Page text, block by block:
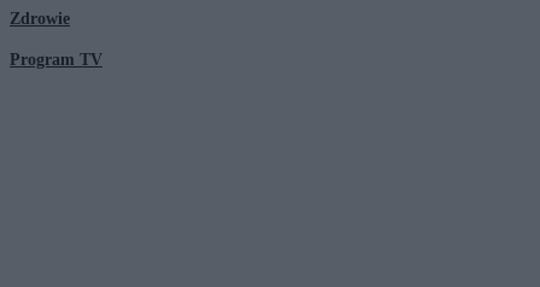
Zdrowie
Program TV